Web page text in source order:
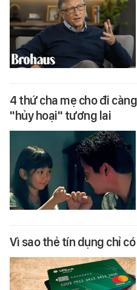
4 thứ cha mẹ cho đi
"hủy hoại" tương lai
Vì sao thẻ tín dụng chỉ